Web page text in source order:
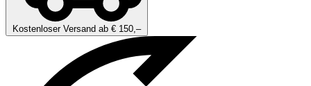
Kostenloser Versand ab € 150,–